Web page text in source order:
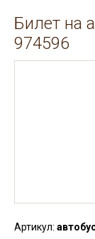
Билет на
974596
Артикул: